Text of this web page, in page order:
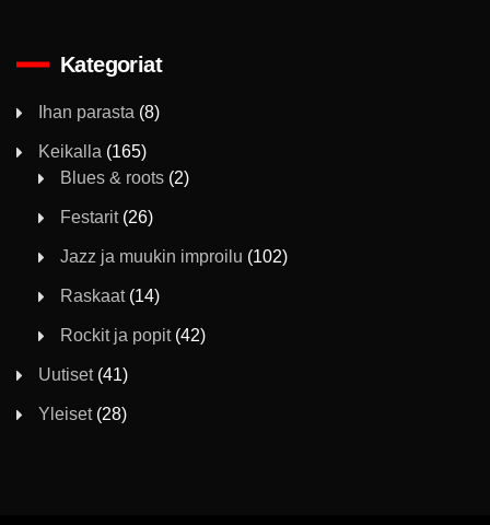
Kategoriat
Ihan parasta (8)
Keikalla (165)
Blues & roots (2)
Festarit(26)
Jazz ja muukin improilu (102)
Raskaat(14)
Rockit ja popit(42)
Uutiset(41)
Yleiset(28)